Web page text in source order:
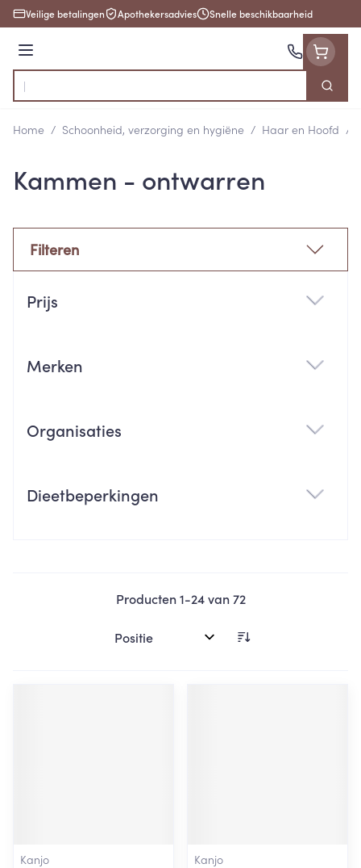
Ga naar de inhoud
Veilige betalingen Apothekersadvies Snelle beschikbaarheid
Menu
Product, merk, categorie...
Zoek
Home / Schoonheid, verzorging en hygiëne / Haar en Hoofd /
Kammen - ontwarren
Filteren
Prijs
Merken
Organisaties
Dieetbeperkingen
Producten1-24van72
Sorteer op:
Kanjo
Kanjo